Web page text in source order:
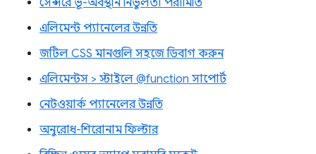
সেন্সরে ভূ-অবস্থান নির্ভুলতা পরামিতি
এলিমেন্ট প্যানেলের উন্নতি
জটিল CSS মানগুলি সহজে ডিবাগ করুন
এলিমেন্টস > স্টাইলে @function সাপোর্ট
নেটওয়ার্ক প্যানেলের উন্নতি
অনুরোধ-শিরোনাম ফিল্টার